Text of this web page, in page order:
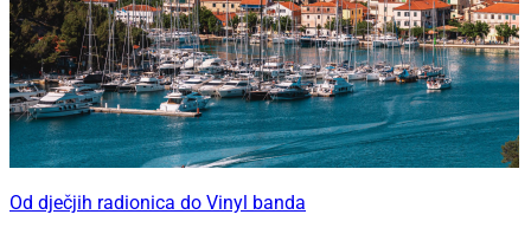
Od dječjih radionica do Vinyl banda